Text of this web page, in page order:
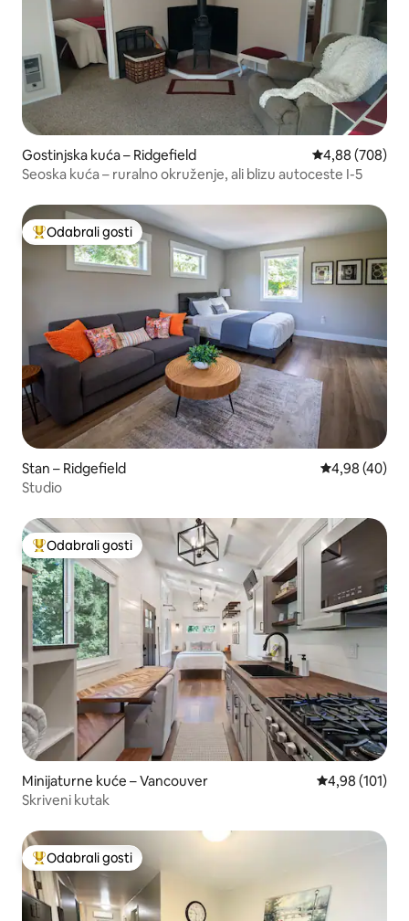
Gostinjska kuća – Ridgefield Prosječna
4,88 (708)
Seoska kuća – ruralno okruženje, ali blizu autoceste I-5
Među najviše rangiranima s oznakom „Odabrali gosti”
Odabrali gosti
Stan – Ridgefield Prosječna
4,98 (40)
Studio
Među najviše rangiranima s oznakom „Odabrali gosti”
Odabrali gosti
Minijaturne kuće – Vancouver Prosječna
4,98 (101)
Skriveni kutak
Među najviše rangiranima s oznakom „Odabrali gosti”
Odabrali gosti